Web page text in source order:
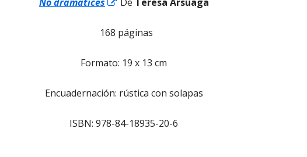
una
nueva
168 páginas
Formato: 19 x 13 cm
Encuadernación: rústica con solapas
ISBN: 978-84-18935-20-6